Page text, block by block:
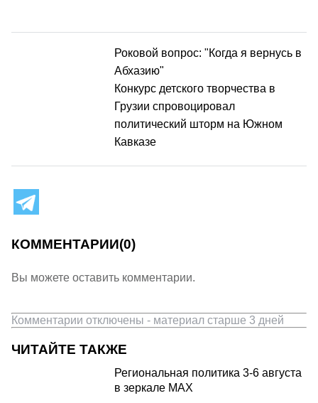
Роковой вопрос: "Когда я вернусь в
Абхазию"
Конкурс детского творчества в
Грузии спровоцировал
политический шторм на Южном
Кавказе
КОММЕНТАРИИ(0)
Вы можете оставить комментарии.
Комментарии отключены - материал старше 3 дней
ЧИТАЙТЕ ТАКЖЕ
Региональная политика 3-6 августа
в зеркале MAX